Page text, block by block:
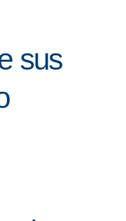
IEF
NOSOTROS
sus